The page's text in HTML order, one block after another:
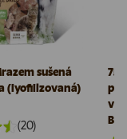
sušená
(lyofilizovaná)
(20)